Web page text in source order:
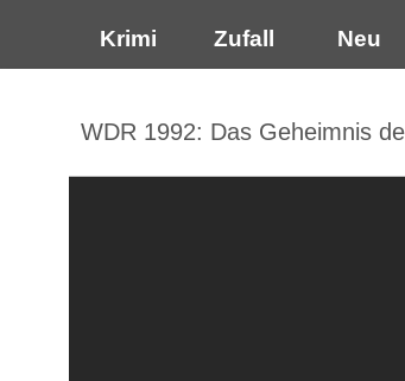
Krimi Zufall Neu
WDR 1992: Das Geheimnis